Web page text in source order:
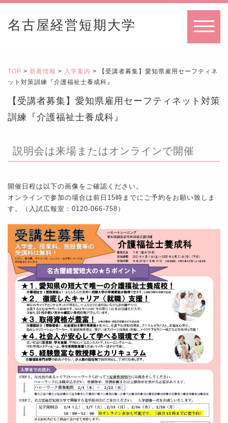
名古屋経営短期大学
TOP > 新着情報 > 入学案内 > 【受講者募集】愛知県雇用セーフティネ
ット対策訓練『介護福祉士養成科』
【受講者募集】愛知県雇用セーフティネット対策
訓練『介護福祉士養成科』
説明会は来場またはオンラインで開催
開催日程は以下の画像をご確認ください。
オンラインで参加の場合は前日15時までにご予約をお願い致しま
す。（入試広報室：0120-066-758）